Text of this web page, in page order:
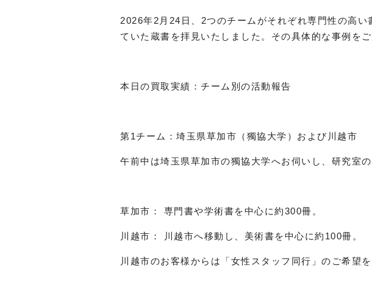
2026年2月24日、2つのチームがそれぞれ専門性の高い
ていた蔵書を拝見いたしました。その具体的な事例をご
本日の買取実績：チーム別の活動報告
第1チーム：埼玉県草加市（獨協大学）および川越市
午前中は埼玉県草加市の獨協大学へお伺いし、研究室
草加市： 専門書や学術書を中心に約300冊。
川越市： 川越市へ移動し、美術書を中心に約100冊。
川越市のお客様からは「女性スタッフ同行」のご希望